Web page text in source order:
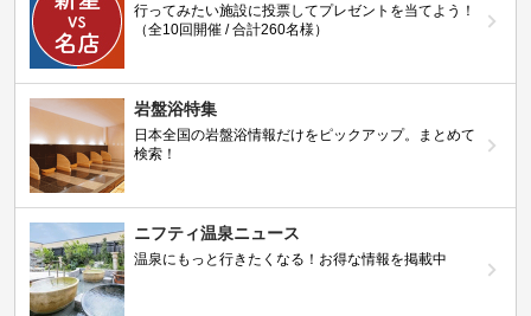
行ってみたい施設に投票してプレゼントを当てよう！
（全10回開催 / 合計260名様）
岩盤浴特集
日本全国の岩盤浴情報だけをピックアップ。まとめて
検索！
ニフティ温泉ニュース
温泉にもっと行きたくなる！お得な情報を掲載中